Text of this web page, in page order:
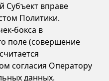
Субъект вправе
Политики.
бокса в
поле (совершение
согласия Оператору
данных.